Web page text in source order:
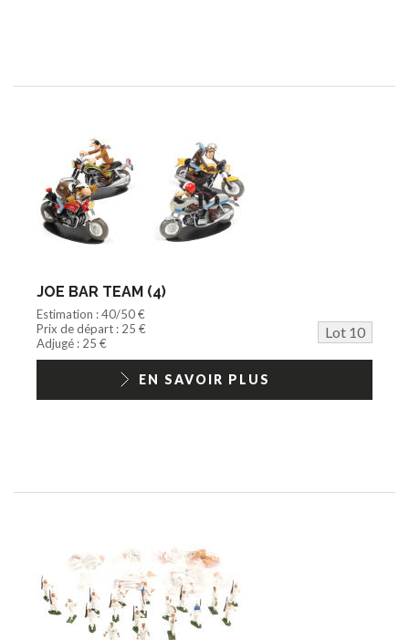
JOE BAR TEAM (4)
Estimation : 40/50 €
Prix de départ : 25 €
Lot 10
Adjugé : 25 €
EN SAVOIR PLUS